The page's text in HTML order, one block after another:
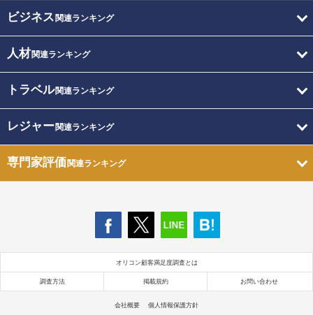
ビジネス 関連ランキング
人材関連ランキング
トラベル関連ランキング
レジャー関連ランキング
専門家評価関連ランキング
オリコン顧客満足度調査とは
調査方法 掲載規約 お問い合わせ
会社概要 個人情報保護方針